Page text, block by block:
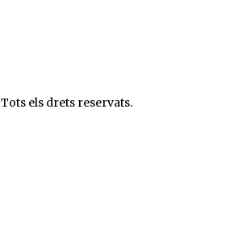
Tots els drets reservats.